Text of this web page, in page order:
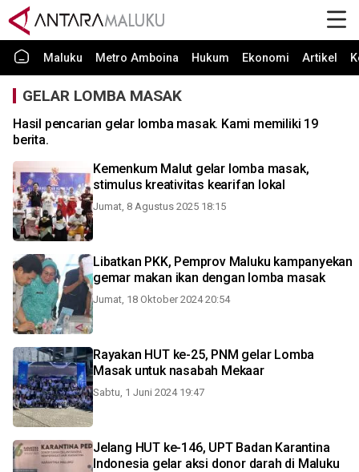
Maluku Metro Amboina Hukum Ekonomi Artikel
GELAR LOMBA MASAK
Hasil pencarian gelar lomba masak. Kami memiliki 19
berita.
Kemenkum Malut gelar lomba masak,
stimulus kreativitas kearifan lokal
Jumat, 8 Agustus 2025 18:15
Libatkan PKK, Pemprov Maluku kampanyekan
gemar makan ikan dengan lomba masak
Jumat, 18 Oktober 2024 20:54
Rayakan HUT ke-25, PNM gelar Lomba
Masak untuk nasabah Mekaar
Sabtu, 1 Juni 2024 19:47
Jelang HUT ke-146, UPT Badan Karantina
Indonesia gelar aksi donor darah di Maluku